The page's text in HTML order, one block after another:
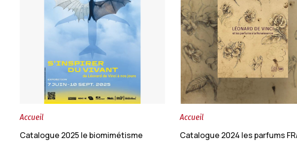
Accueil
Catalogue 2025 le biomimétisme
Accueil
Catalogue 2024 les parfums